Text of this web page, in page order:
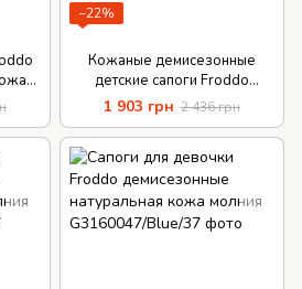
−22%
Кожаные демисезонные
детские сапоги Froddo
натуральная кожа молния
1 903 грн 2 436 грн